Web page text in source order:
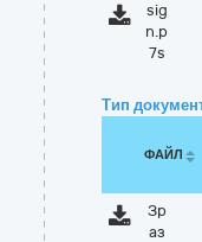
sig
n.p
7s
Тип
ФАЙЛ
Зр
аз